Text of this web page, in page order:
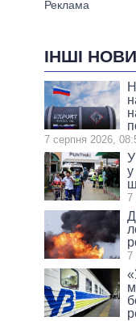
ІНШІ
7 серпня 2026,
У
7
7